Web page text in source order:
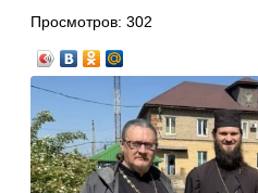
Просмотров: 302